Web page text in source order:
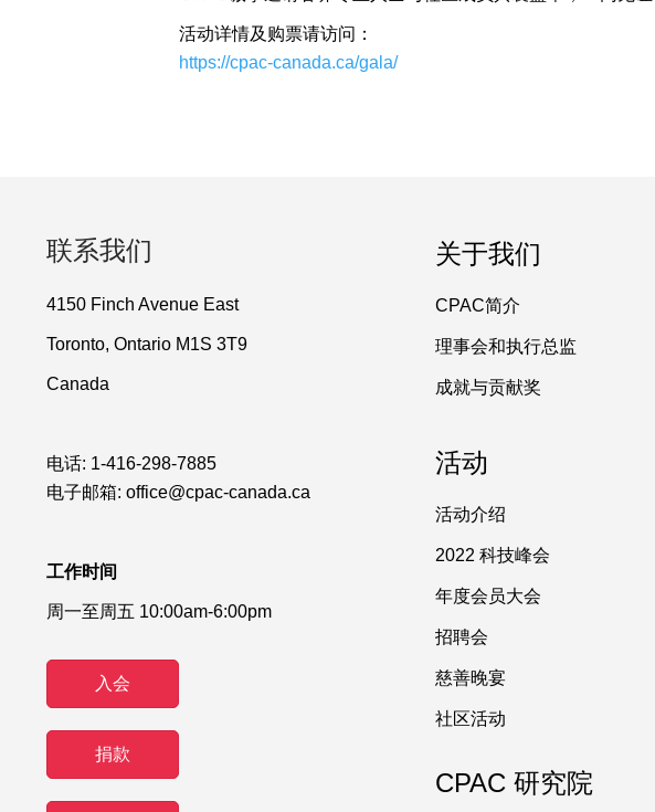
活动详情及购票请访问：
https://cpac-canada.ca/gala/
联系我们
4150 Finch Avenue East
Toronto, Ontario M1S 3T9
Canada
电话: 1-416-298-7885
电子邮箱: office@cpac-canada.ca
工作时间
周一至周五 10:00am-6:00pm
入会
捐款
关于我们
CPAC简介
理事会和执行总监
成就与贡献奖
活动
活动介绍
2022 科技峰会
年度会员大会
招聘会
慈善晚宴
社区活动
CPAC 研究院